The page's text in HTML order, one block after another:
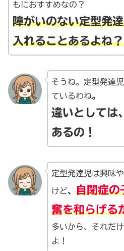
もにおすすめなの？
障がいのない定型発
入れることあるよね？
そうね。定型発達
ているわね。
違いとしては
あるの ！
定型発達児は興味
けど、 自閉症の
奮を和らげる
多いから、それだ
よ！